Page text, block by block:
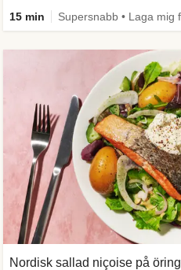
15 min
Nordisk sallad niçoise på öring